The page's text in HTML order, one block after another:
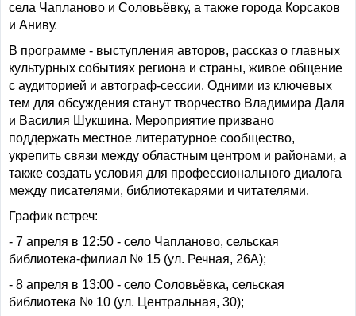
села Чапланово и Соловьёвку, а также города Корсаков
и Аниву.
В программе - выступления авторов, рассказ о главных
культурных событиях региона и страны, живое общение
с аудиторией и автограф-сессии. Одними из ключевых
тем для обсуждения станут творчество Владимира Даля
и Василия Шукшина. Мероприятие призвано
поддержать местное литературное сообщество,
укрепить связи между областным центром и районами, а
также создать условия для профессионального диалога
между писателями, библиотекарями и читателями.
График встреч:
- 7 апреля в 12:50 - село Чапланово, сельская
библиотека-филиал № 15 (ул. Речная, 26А);
- 8 апреля в 13:00 - село Соловьёвка, сельская
библиотека № 10 (ул. Центральная, 30);